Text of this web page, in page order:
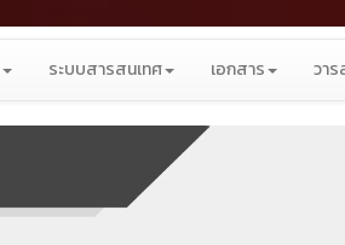
ระบบสารสนเทศ เอกสาร วา